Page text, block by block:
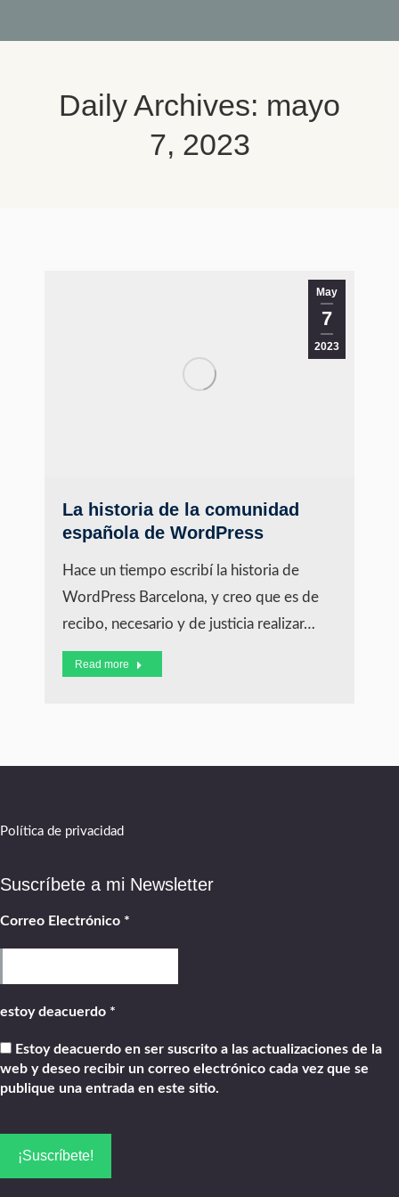
Daily Archives: mayo
7, 2023
May
7
2023
La historia de la comunidad
española de WordPress
Hace un tiempo escribí la historia de
WordPress Barcelona, y creo que es de
recibo, necesario y de justicia realizar…
Read more
Política de privacidad
Suscríbete a mi Newsletter
Correo Electrónico *
estoy deacuerdo *
Estoy deacuerdo en ser suscrito a las actualizaciones de la
web y deseo recibir un correo electrónico cada vez que se
publique una entrada en este sitio.